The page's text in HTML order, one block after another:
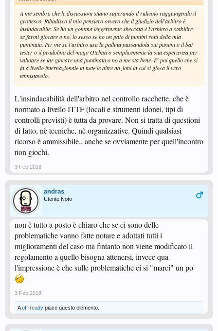
A me sembra che le discussioni stiano superando il ridicolo raggiungendo il
grottesco. Ribadisco il mio pensiero ovvero che il giudizio dell'arbitro è
insindacabile. Se ho un gomma leggermente sbeccata è l'arbitro a stabilire
se farmi giocare o no, lo sesso se ho un paio di puntini rotti della mia
puntinata. Per me se l'arbitro usa la pallina passandola sui puntini o il bat
tester o il pendolino del mago Otelma o semplicemente la sua esperienza per
valutare se far giocare una puntinata o no a me sta bene. E' poi quello che si
fa a livello internazionale in tutte le altre nazioni in cui si gioca il vero
tennistavolo.
L'insindacabilità dell'arbitro nel controllo racchette, che è
normato a livello ITTF (locali e strumenti idonei, tipi di
controlli previsti) è tutta da provare. Non si tratta di questioni
di fatto, nè tecniche, nè organizzative. Quindi qualsiasi
ricorso è ammissibile.. anche se ovviamente per quell'incontro
non giochi.
3 Feb 2018
andras
Utente Noto
non è tutto a posto è chiaro che se ci sono delle
problematiche vanno fatte notare e adottati tutti i
miglioramenti del caso ma fintanto non viene modificato il
regolamento a quello bisogna attenersi, invece qua
l'impressione è che sulle problematiche ci si "marci" un po'
3 Feb 2018
Aoff-ready piace questo elemento.